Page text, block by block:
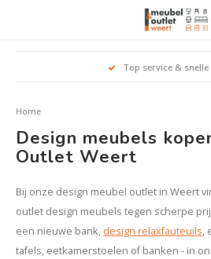
Hoofdmenu / woonmeubelen
Banken
Dressoirs
Eetkamerstoelen
Top service &
Home
Design meubels
Outlet Weert
Bij onze design meubel outlet in Weert
outlet design meubels tegen scherpe
een nieuwe bank, design relaxfauteuils,
tafels, eetkamerstoelen of banken - in